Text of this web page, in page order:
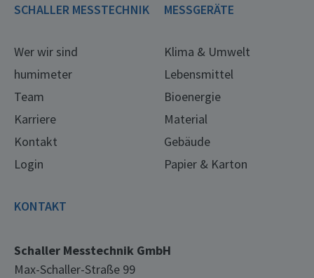
SCHALLER MESSTECHNIK
Wer wir sind
humimeter
Team
Karriere
Kontakt
Login
MESSGERÄTE
Klima & Umwelt
Lebensmittel
Bioenergie
Material
Gebäude
Papier & Karton
KONTAKT
Schaller Messtechnik GmbH
Max-Schaller-Straße 99